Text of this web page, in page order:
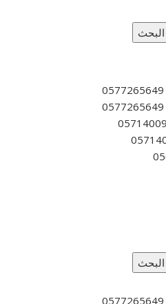
البحث
البحث